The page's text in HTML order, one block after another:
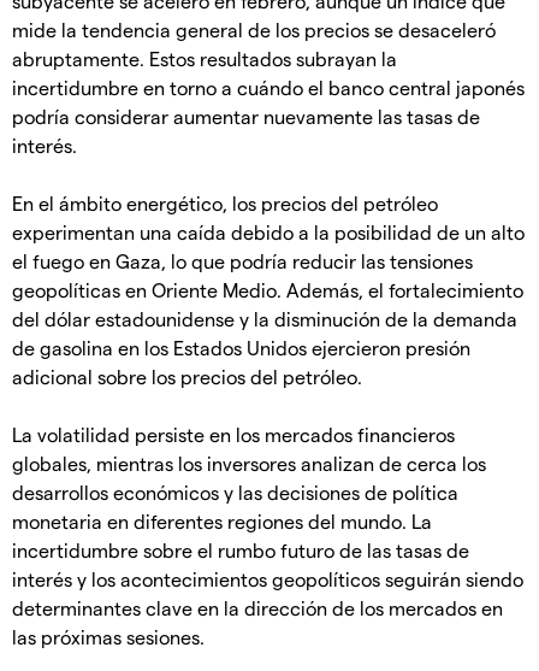
mide la tendencia general de los precios se desaceleró
abruptamente. Estos resultados subrayan la
incertidumbre en torno a cuándo el banco central japonés
podría considerar aumentar nuevamente las tasas de
interés.
En el ámbito energético, los precios del petróleo
experimentan una caída debido a la posibilidad de un alto
el fuego en Gaza, lo que podría reducir las tensiones
geopolíticas en Oriente Medio. Además, el fortalecimiento
del dólar estadounidense y la disminución de la demanda
de gasolina en los Estados Unidos ejercieron presión
adicional sobre los precios del petróleo.
La volatilidad persiste en los mercados financieros
globales, mientras los inversores analizan de cerca los
desarrollos económicos y las decisiones de política
monetaria en diferentes regiones del mundo. La
incertidumbre sobre el rumbo futuro de las tasas de
interés y los acontecimientos geopolíticos seguirán siendo
determinantes clave en la dirección de los mercados en
las próximas sesiones.